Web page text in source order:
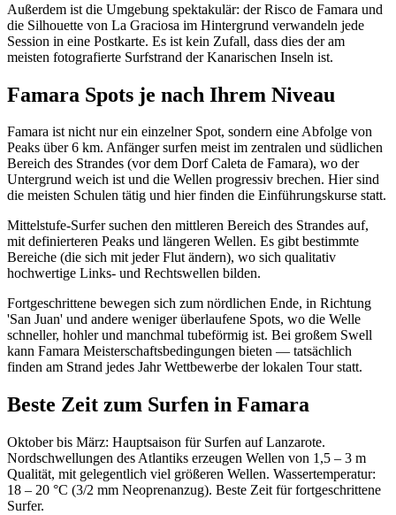
Außerdem ist die Umgebung spektakulär: der Risco de Famara und
die Silhouette von La Graciosa im Hintergrund verwandeln jede
Session in eine Postkarte. Es ist kein Zufall, dass dies der am
meisten fotografierte Surfstrand der Kanarischen Inseln ist.
Famara Spots je nach Ihrem Niveau
Famara ist nicht nur ein einzelner Spot, sondern eine Abfolge von
Peaks über 6 km. Anfänger surfen meist im zentralen und südlichen
Bereich des Strandes (vor dem Dorf Caleta de Famara), wo der
Untergrund weich ist und die Wellen progressiv brechen. Hier sind
die meisten Schulen tätig und hier finden die Einführungskurse statt.
Mittelstufe-Surfer suchen den mittleren Bereich des Strandes auf,
mit definierteren Peaks und längeren Wellen. Es gibt bestimmte
Bereiche (die sich mit jeder Flut ändern), wo sich qualitativ
hochwertige Links- und Rechtswellen bilden.
Fortgeschrittene bewegen sich zum nördlichen Ende, in Richtung
'San Juan' und andere weniger überlaufene Spots, wo die Welle
schneller, hohler und manchmal tubeförmig ist. Bei großem Swell
kann Famara Meisterschaftsbedingungen bieten — tatsächlich
finden am Strand jedes Jahr Wettbewerbe der lokalen Tour statt.
Beste Zeit zum Surfen in Famara
Oktober bis März: Hauptsaison für Surfen auf Lanzarote.
Nordschwellungen des Atlantiks erzeugen Wellen von 1,5 – 3 m
Qualität, mit gelegentlich viel größeren Wellen. Wassertemperatur:
18 – 20 °C (3/2 mm Neoprenanzug). Beste Zeit für fortgeschrittene
Surfer.